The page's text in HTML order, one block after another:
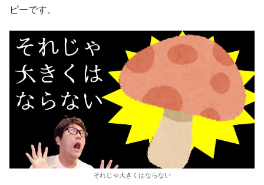
ピーです。
それじゃ大きくはならない